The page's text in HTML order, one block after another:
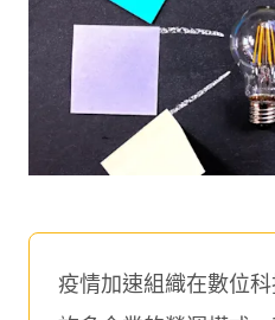
疫情加速組織在數位